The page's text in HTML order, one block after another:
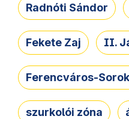
Radnóti Sándor
Fekete Zaj II.
Ferencváros-
szurkolói zóna